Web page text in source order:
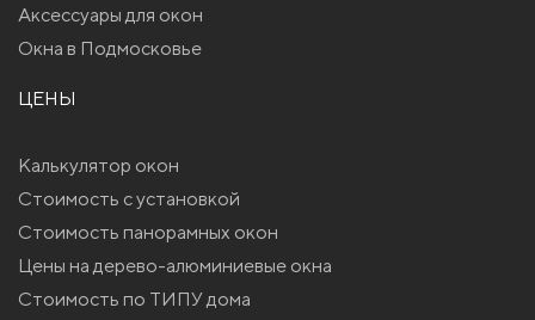
Аксессуары для окон
Окна в Подмосковье
ЦЕНЫ
Калькулятор окон
Стоимость с установкой
Стоимость панорамных окон
Цены на дерево-алюминиевые окна
Стоимость по ТИПУ дома